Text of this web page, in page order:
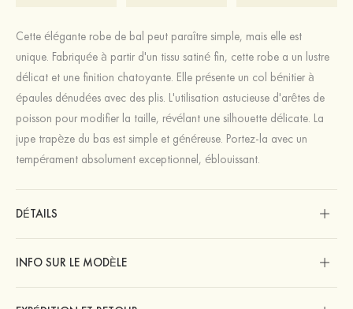
Cette élégante robe de bal peut paraître simple, mais elle est
unique. Fabriquée à partir d'un tissu satiné fin, cette robe a un lustre
délicat et une finition chatoyante. Elle présente un col bénitier à
épaules dénudées avec des plis. L'utilisation astucieuse d'arêtes de
poisson pour modifier la taille, révélant une silhouette délicate. La
jupe trapèze du bas est simple et généreuse. Portez-la avec un
tempérament absolument exceptionnel, éblouissant.
DÉTAILS
INFO SUR LE MODÈLE